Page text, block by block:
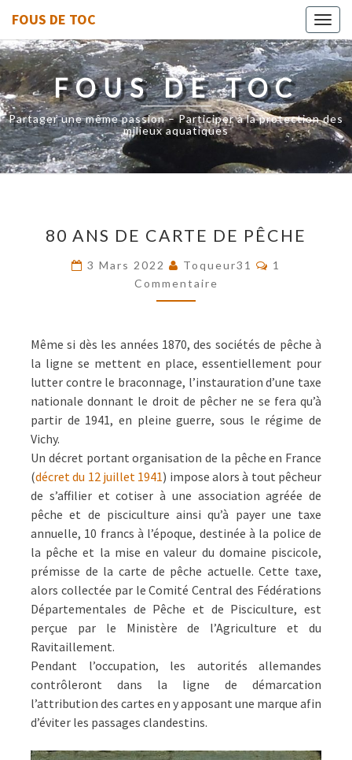
FOUS DE TOC
FOUS DE TOC
Partager une même passion – Participer à la protection des
milieux aquatiques
ANS
CARTE
DE
PÊCHE
80 ANS DE CARTE DE PÊCHE
3 Mars 2022 Toqueur31
1
Commentaire
Même si dès les années 1870, des sociétés de pêche à
la ligne se mettent en place, essentiellement pour
lutter contre le braconnage, l’instauration d’une taxe
nationale donnant le droit de pêcher ne se fera qu’à
partir de 1941, en pleine guerre, sous le régime de
Vichy.
Un décret portant organisation de la pêche en France
(décret du 12 juillet 1941) impose alors à tout pêcheur
de s’affilier et cotiser à une association agréée de
pêche et de pisciculture ainsi qu’à payer une taxe
annuelle, 10 francs à l’époque, destinée à la police de
la pêche et la mise en valeur du domaine piscicole,
prémisse de la carte de pêche actuelle. Cette taxe,
alors collectée par le Comité Central des Fédérations
Départementales de Pêche et de Pisciculture, est
perçue par le Ministère de l’Agriculture et du
Ravitaillement.
Pendant l’occupation, les autorités allemandes
contrôleront dans la ligne de démarcation
l’attribution des cartes en y apposant une marque afin
d’éviter les passages clandestins.